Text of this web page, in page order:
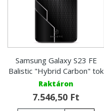
Samsung Galaxy S23 FE
Balistic "Hybrid Carbon" tok
Raktáron
7.546,50 Ft